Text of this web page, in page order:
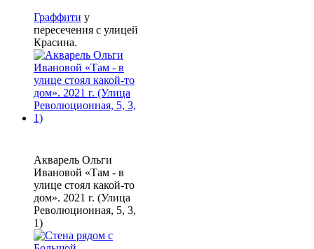
Граффити у
пересечения с улицей
Красина.
Акварель Ольги
Ивановой «Там - в
улице стоял какой-то
дом». 2021 г. (Улица
Революционная, 5, 3,
1)